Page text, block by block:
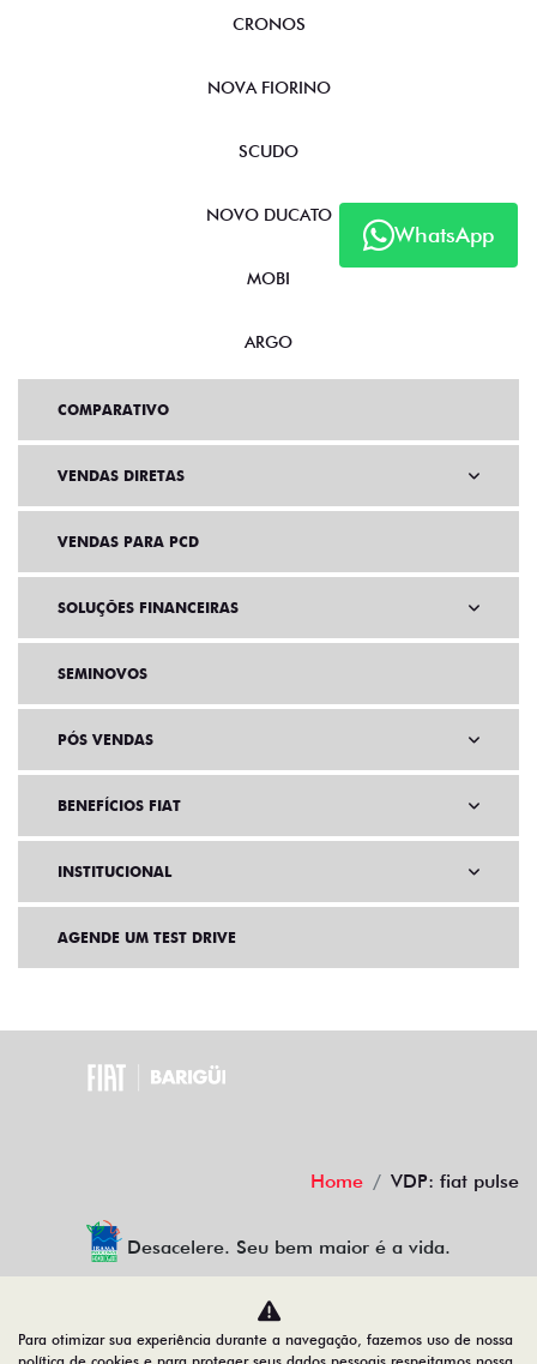
WhatsApp
CRONOS
NOVA FIORINO
SCUDO
NOVO DUCATO
MOBI
ARGO
COMPARATIVO
VENDAS DIRETAS
VENDAS PARA PCD
SOLUÇÕES FINANCEIRAS
SEMINOVOS
PÓS VENDAS
BENEFÍCIOS FIAT
INSTITUCIONAL
AGENDE UM TEST DRIVE
Home VDP: fiat pulse
Desacelere. Seu bem maior é a vida.
Para otimizar sua experiência durante a navegação, fazemos uso de nossa